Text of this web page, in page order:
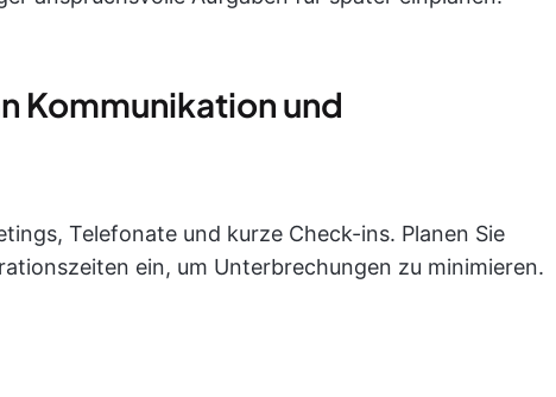
Kommunikation und
Telefonate und kurze Check-ins. Planen Sie
ein, um Unterbrechungen zu minimieren.